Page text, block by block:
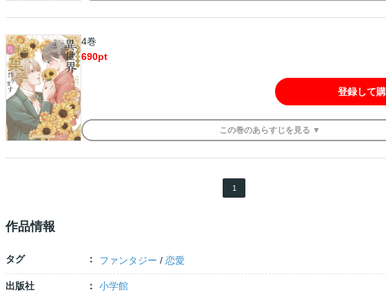
4巻
690pt
登録して
この巻のあらすじを 見る ▼
1
作品情報
タグ ファンタジー /恋愛
出版社 小学館